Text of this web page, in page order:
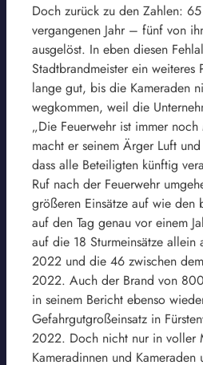
Doch zurück zu den Zahlen:
vergangenen Jahr – fünf von
ausgelöst. In eben diesen
Stadtbrandmeister ein
lange gut, bis die Kameraden
wegkommen, weil die
„Die Feuerwehr ist immer
macht er seinem Ärger Luft
dass alle Beteiligten künftig
Ruf nach der Feuerwehr
größeren Einsätze auf wie den
auf den Tag genau vor einem
auf die 18 Sturmeinsätze
2022 und die 46 zwischen
2022. Auch der Brand von
in seinem Bericht ebenso
Gefahrgutgroßeinsatz in
2022. Doch nicht nur in voller
Kameradinnen und